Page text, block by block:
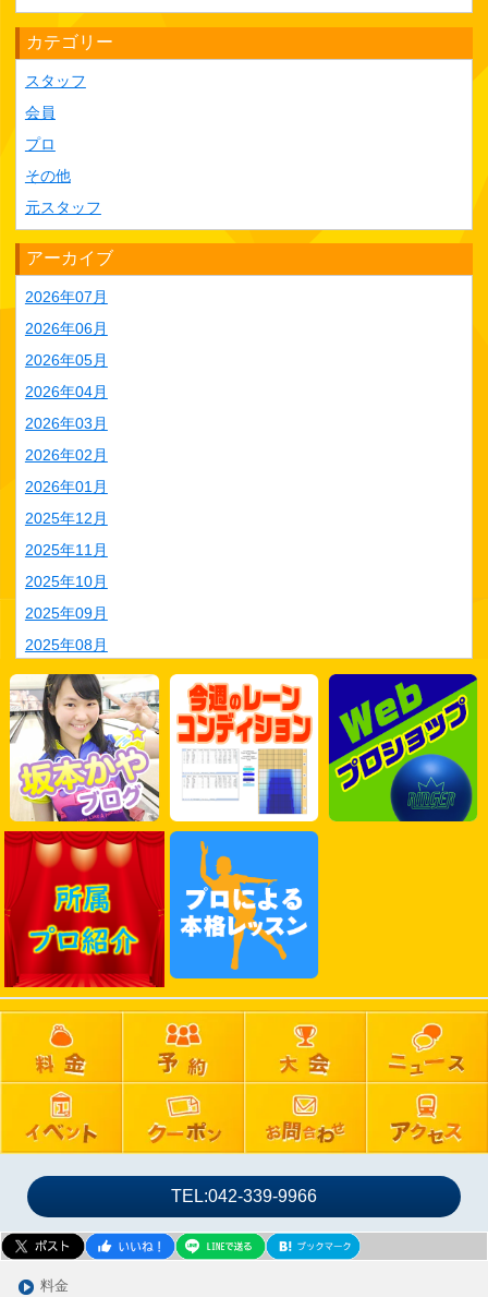
カテゴリー
スタッフ
会員
プロ
その他
元スタッフ
アーカイブ
2026年07月
2026年06月
2026年05月
2026年04月
2026年03月
2026年02月
2026年01月
2025年12月
2025年11月
2025年10月
2025年09月
2025年08月
2025年07月
2025年06月
2025年05月
2025年04月
2025年03月
2025年02月
2025年01月
2024年12月
2024年11月
2024年10月
2024年09月
2024年08月
2024年07月
2024年06月
2024年05月
2024年04月
2024年03月
2024年02月
2024年01月
2023年12月
TEL:042-339-9966
料金